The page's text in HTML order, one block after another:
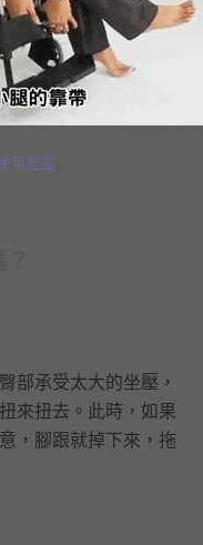
用 產品
部承受太大的坐壓，
來扭去。此時，如果
，腳跟就掉下來，拖